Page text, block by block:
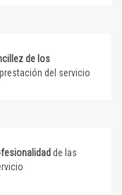
de los
del servicio
de las